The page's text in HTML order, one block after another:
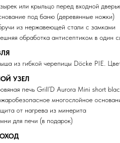
или крыльцо перед входной
под баню (деревянные ножки)
из нержавеющей стали с замками
обработка антисептиком в один
из гибкой черепицы Döcke PIE.
УЗЕЛ
печь Grill’D Aurora Mini short
многослойное
от нагрева из минерита
для печи (в подарок)